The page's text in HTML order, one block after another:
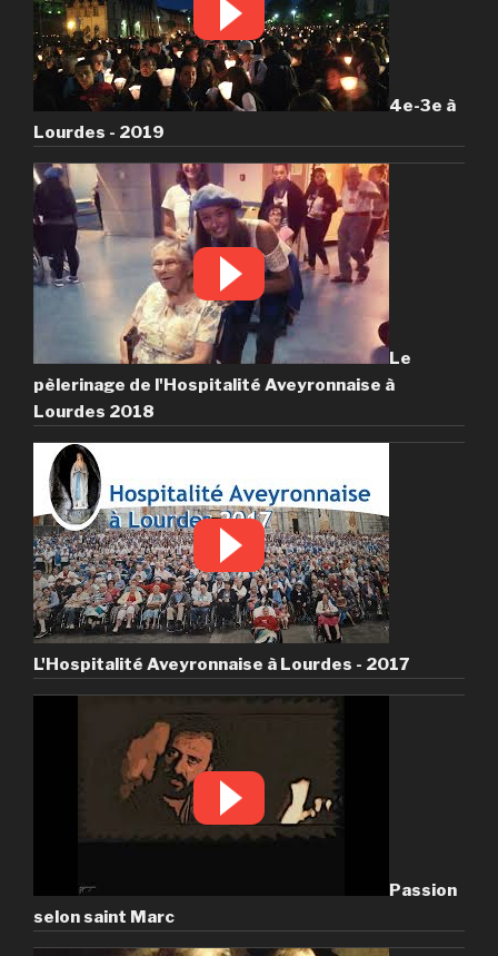
4e-3e à
Lourdes - 2019
Le
pèlerinage de l'Hospitalité Aveyronnaise à
Lourdes 2018
L'Hospitalité Aveyronnaise à Lourdes - 2017
Passion
selon saint Marc